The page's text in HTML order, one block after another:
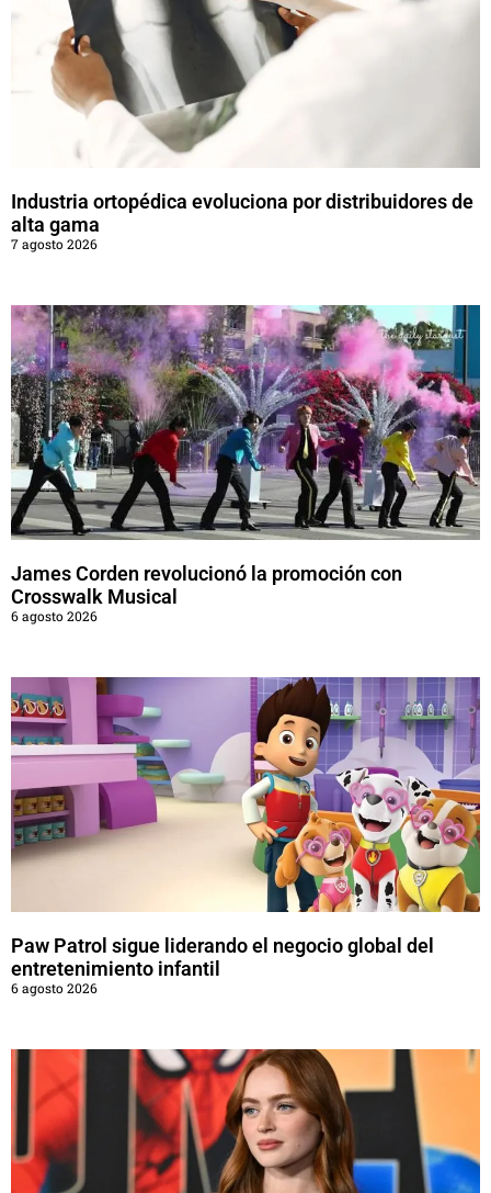
Industria ortopédica evoluciona por distribuidores de
alta gama
7 agosto 2026
James Corden revolucionó la promoción con
Crosswalk Musical
6 agosto 2026
Paw Patrol sigue liderando el negocio global del
entretenimiento infantil
6 agosto 2026